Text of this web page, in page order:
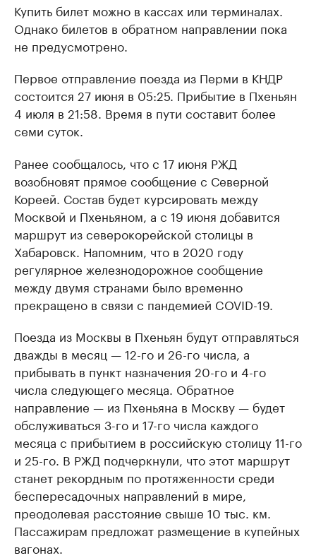
Купить билет можно в кассах или терминалах.
Однако билетов в обратном направлении пока
не предусмотрено.
Первое отправление поезда из Перми в КНДР
состоится 27 июня в 05:25. Прибытие в Пхеньян
4 июля в 21:58. Время в пути составит более
семи суток.
Ранее сообщалось, что с 17 июня РЖД
возобновят прямое сообщение с Северной
Кореей. Состав будет курсировать между
Москвой и Пхеньяном, а с 19 июня добавится
маршрут из северокорейской столицы в
Хабаровск. Напомним, что в 2020 году
регулярное железнодорожное сообщение
между двумя странами было временно
прекращено в связи с пандемией COVID-19.
Поезда из Москвы в Пхеньян будут отправляться
дважды в месяц — 12-го и 26-го числа, а
прибывать в пункт назначения 20-го и 4-го
числа следующего месяца. Обратное
направление — из Пхеньяна в Москву — будет
обслуживаться 3-го и 17-го числа каждого
месяца с прибытием в российскую столицу 11-го
и 25-го. В РЖД подчеркнули, что этот маршрут
станет рекордным по протяженности среди
беспересадочных направлений в мире,
преодолевая расстояние свыше 10 тыс. км.
Пассажирам предложат размещение в купейных
вагонах.